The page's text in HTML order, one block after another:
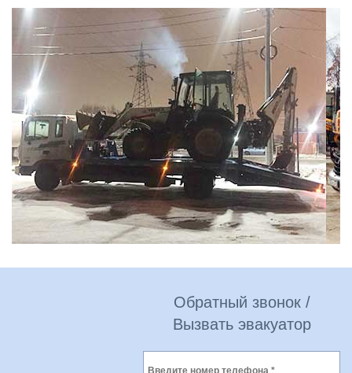
Обратный звонок /
Вызвать эвакуатор